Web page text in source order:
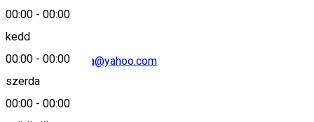
00:00 - 00:00
kedd
00:00 - 00:00
szerda
00:00 - 00:00
salvamontharghita@yahoo.com